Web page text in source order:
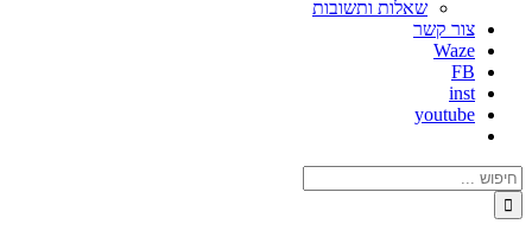
שאלות ותשובות
צור קשר
Waze
FB
inst
youtube
חיפוש...